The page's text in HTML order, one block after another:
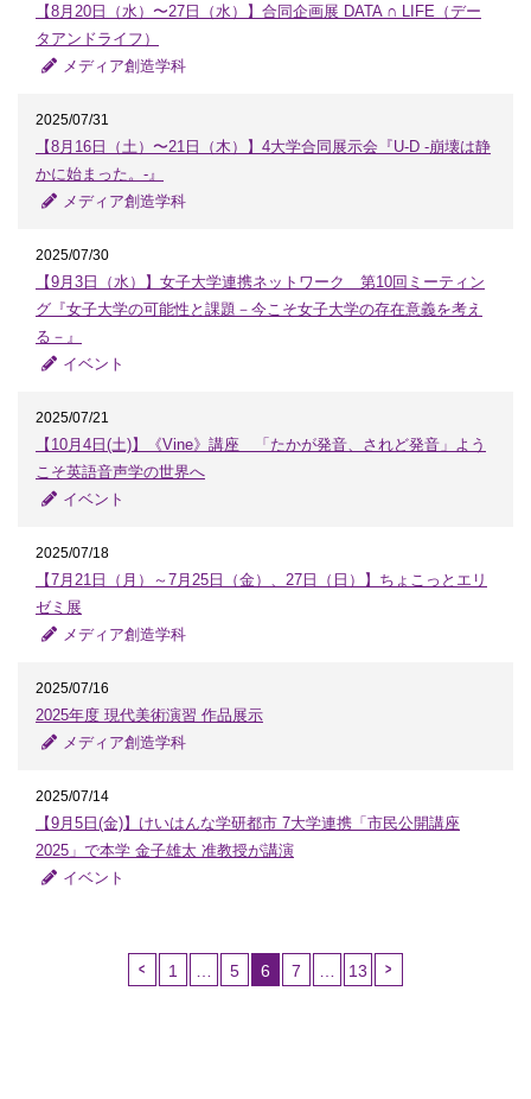
【8月20日（水）〜27日（水）】合同企画展 DATA ∩ LIFE（デー
タアンドライフ）
メディア創造学科
2025/07/31
【8月16日（土）〜21日（木）】4大学合同展示会『U-D -崩壊は静
かに始まった。-』
メディア創造学科
2025/07/30
【9月3日（水）】女子大学連携ネットワーク 第10回ミーティン
グ『女子大学の可能性と課題－今こそ女子大学の存在意義を考え
る－』
イベント
2025/07/21
【10月4日(土)】《Vine》講座 「たかが発音、されど発音」よう
こそ英語音声学の世界へ
イベント
2025/07/18
【7月21日（月）～7月25日（金）、27日（日）】ちょこっとエリ
ゼミ展
メディア創造学科
2025/07/16
2025年度 現代美術演習 作品展示
メディア創造学科
2025/07/14
【9月5日(金)】けいはんな学研都市 7大学連携「市民公開講座
2025」で本学 金子雄太 准教授が講演
イベント
1 5
6
7 13